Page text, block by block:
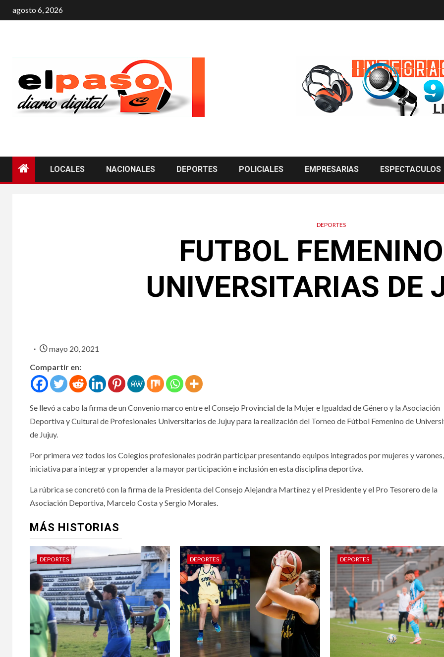
agosto 6, 2026
LOCALES NACIONALES DEPORTES POLICIALES EMPRESARIAS ESPECTACULOS
DEPORTES
FUTBOL
UNIVERSITARIAS DE
mayo 20, 2021
Compartir en:
Se llevó a cabo la firma de un Convenio marco entre el Consejo Provincial de la Mujer e Igualdad de Género y la Asociación
Deportiva y Cultural de Profesionales Universitarios de Jujuy para la realización del Torneo de Fútbol Femenino de
de Jujuy.
Por primera vez todos los Colegios profesionales podrán participar presentando equipos integrados por mujeres y
iniciativa para integrar y propender a la mayor participación e inclusión en esta disciplina deportiva.
La rúbrica se concretó con la firma de la Presidenta del Consejo Alejandra Martínez y el Presidente y el Pro Tesorero de la
Asociación Deportiva, Marcelo Costa y Sergio Morales.
MÁS HISTORIAS
DEPORTES DEPORTES DEPORTES